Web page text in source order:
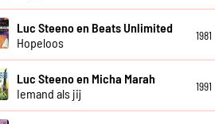
Luc Steeno en Beats Unlimited
Hopeloos
1981
Luc Steeno en Micha Marah
Iemand als jij
1991